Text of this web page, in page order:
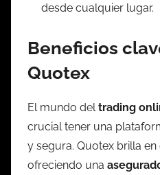
desde cualquier lugar.
Beneficios
Quotex
El mundo deltrading
crucial tener una
y segura. Quotex brilla
ofreciendo una